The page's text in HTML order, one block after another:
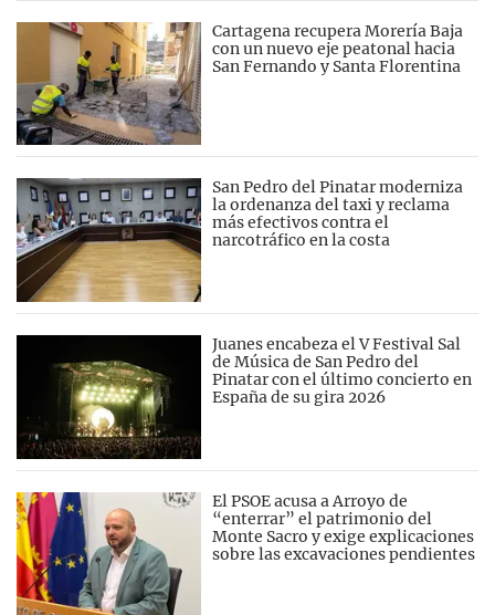
Cartagena recupera Morería Baja
con un nuevo eje peatonal hacia
San Fernando y Santa Florentina
San Pedro del Pinatar moderniza
la ordenanza del taxi y reclama
más efectivos contra el
narcotráfico en la costa
Juanes encabeza el V Festival Sal
de Música de San Pedro del
Pinatar con el último concierto en
España de su gira 2026
El PSOE acusa a Arroyo de
“enterrar” el patrimonio del
Monte Sacro y exige explicaciones
sobre las excavaciones pendientes